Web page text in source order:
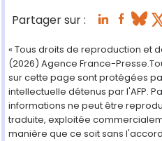
Partager sur :
« Tous droits de reproduction et
(2026) Agence France-
sur cette page sont protégées
intellectuelle détenus par l'AFP.
informations ne peut être
traduite, exploitée
manière que ce soit sans